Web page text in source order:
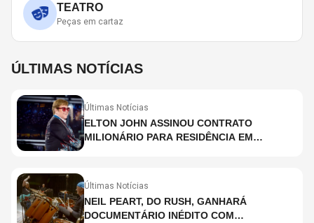
TEATRO
Peças em cartaz
ÚLTIMAS NOTÍCIAS
Últimas Notícias
ELTON JOHN ASSINOU CONTRATO
MILIONÁRIO PARA RESIDÊNCIA EM
Últimas Notícias
NEIL PEART, DO RUSH, GANHARÁ
DOCUMENTÁRIO INÉDITO COM